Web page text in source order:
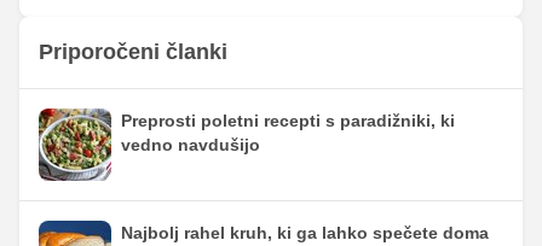
Priporočeni članki
Preprosti poletni recepti s paradižniki, ki
vedno navdušijo
Najbolj rahel kruh, ki ga lahko spečete doma